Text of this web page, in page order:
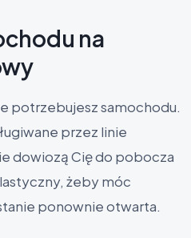
na
potrzebujesz samochodu.
przez linie
dowiozą Cię do pobocza
żeby móc
ponownie otwarta.